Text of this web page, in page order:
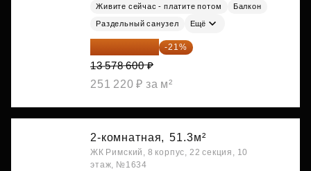
Живите сейчас - платите потом
Балкон
Раздельный санузел Ещё
10 727 094 ₽ -21%
13 578 600 ₽
251 220 ₽ за м²
2-комнатная, 51.3м²
ЖК Римский, 8 корпус, 22 секция, 10
этаж, №1634